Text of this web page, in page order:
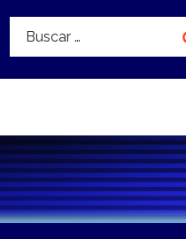
Buscar: